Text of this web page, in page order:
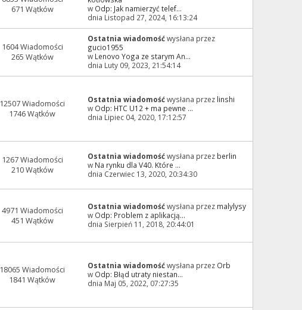
671 Wątków
w Odp: Jak namierzyć telef...
dnia Listopad 27, 2024, 16:13:24
1604 Wiadomości
265 Wątków
Ostatnia wiadomośćwysłana przez
gucio1955
w Lenovo Yoga ze starym An...
dnia Luty 09, 2023, 21:54:14
12507 Wiadomości
1746 Wątków
Ostatnia wiadomośćwysłana przez linshi
w Odp: HTC U12 + ma pewne ...
dnia Lipiec 04, 2020, 17:12:57
1267 Wiadomości
210 Wątków
Ostatnia wiadomośćwysłana przez berlin
w Na rynku dla V40. Które ...
dnia Czerwiec 13, 2020, 20:34:30
4971 Wiadomości
451 Wątków
Ostatnia wiadomośćwysłana przez malylysy
w Odp: Problem z aplikacją...
dnia Sierpień 11, 2018, 20:44:01
18065 Wiadomości
1841 Wątków
Ostatnia wiadomośćwysłana przez Orb
w Odp: Błąd utraty niestan...
dnia Maj 05, 2022, 07:27:35